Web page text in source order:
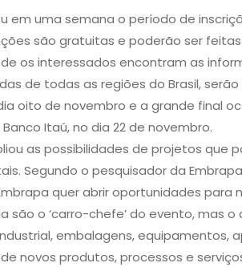
em uma semana o período de
são gratuitas e poderão ser
os interessados encontram as
de todas as regiões do Brasil,
oito de novembro e a grande final
Itaú, no dia 22 de novembro.
as possibilidades de projetos que
Segundo o pesquisador da
quer abrir oportunidades para
são o ‘carro-chefe’ do evento, mas
embalagens, equipamentos,
novos produtos, processos e